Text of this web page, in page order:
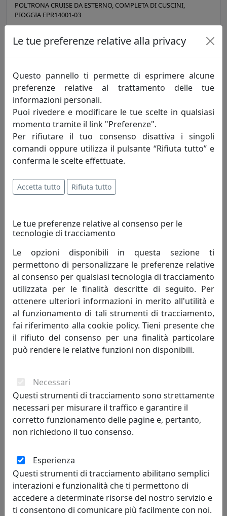
POLTRONA CRUISE DA ESTERNO, COMPLETA DI CUSCINI,
PIOGGIA EPR14001-03
2.351,00 €
POLTRONA CRUISE DA ESTERNO, COMPLETA DI CUSCINI,
PETROLIO EPR14001-10
MemeDesign
2.351,00 €
Le tue preferenze relative alla privacy
Questo pannello ti permette di esprimere alcune
preferenze relative al trattamento delle tue
informazioni personali.
Puoi rivedere e modificare le tue scelte in qualsiasi
momento tramite il link "Preferenze".
Per rifiutare il tuo consenso disattiva i singoli
comandi oppure utilizza il pulsante “Rifiuta tutto” e
conferma le scelte effettuate.
Accetta tutto Rifiuta tutto
Le tue preferenze relative al consenso per le
tecnologie di tracciamento
Le opzioni disponibili in questa sezione ti
permettono di personalizzare le preferenze relative
al consenso per qualsiasi tecnologia di tracciamento
utilizzata per le finalità descritte di seguito. Per
ottenere ulteriori informazioni in merito all'utilità e
al funzionamento di tali strumenti di tracciamento,
fai riferimento alla cookie policy. Tieni presente che
il rifiuto del consenso per una finalità particolare
può rendere le relative funzioni non disponibili.
Necessari
Questi strumenti di tracciamento sono strettamente
necessari per misurare il traffico e garantire il
corretto funzionamento delle pagine e, pertanto,
non richiedono il tuo consenso.
Esperienza
Questi strumenti di tracciamento abilitano semplici
interazioni e funzionalità che ti permettono di
accedere a determinate risorse del nostro servizio e
ti consentono di comunicare più facilmente con noi.